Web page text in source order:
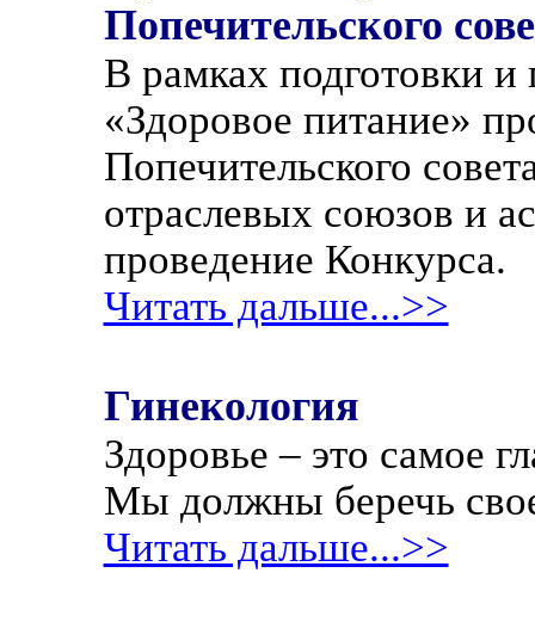
Попечительского
В рамках подготовки
«Здоровое питание»
Попечительского
отраслевых союзов и
проведение Конкурса.
Читать дальше...>>
Гинекология
Здоровье – это самое
Мы должны беречь
Читать дальше...>>